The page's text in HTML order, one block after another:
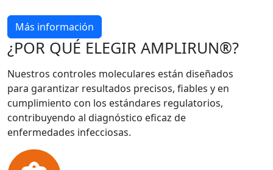
Más información
¿POR QUÉ ELEGIR AMPLIRUN®?
Nuestros controles moleculares están diseñados
para garantizar resultados precisos, fiables y en
cumplimiento con los estándares regulatorios,
contribuyendo al diagnóstico eficaz de
enfermedades infecciosas.